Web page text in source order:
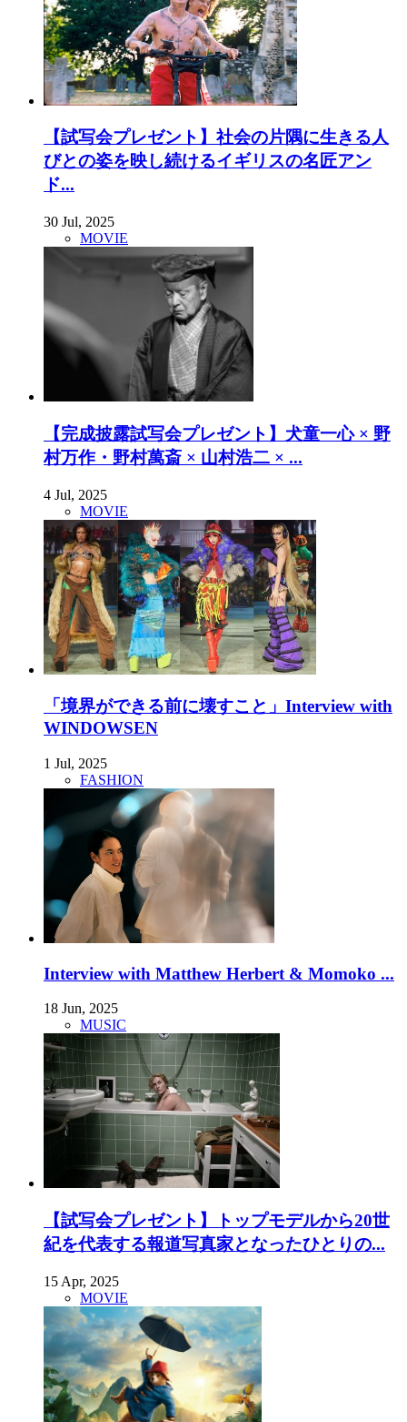
【試写会プレゼント】社会の片隅に生きる人
びとの姿を映し続けるイギリスの名匠アン
ド...
30 Jul, 2025
MOVIE
【完成披露試写会プレゼント】犬童一心 × 野
村万作・野村萬斎 × 山村浩二 × ...
4 Jul, 2025
MOVIE
「境界ができる前に壊すこと」Interview with
WINDOWSEN
1 Jul, 2025
FASHION
Interview with Matthew Herbert & Momoko ...
18 Jun, 2025
MUSIC
【試写会プレゼント】トップモデルから20世
紀を代表する報道写真家となったひとりの...
15 Apr, 2025
MOVIE